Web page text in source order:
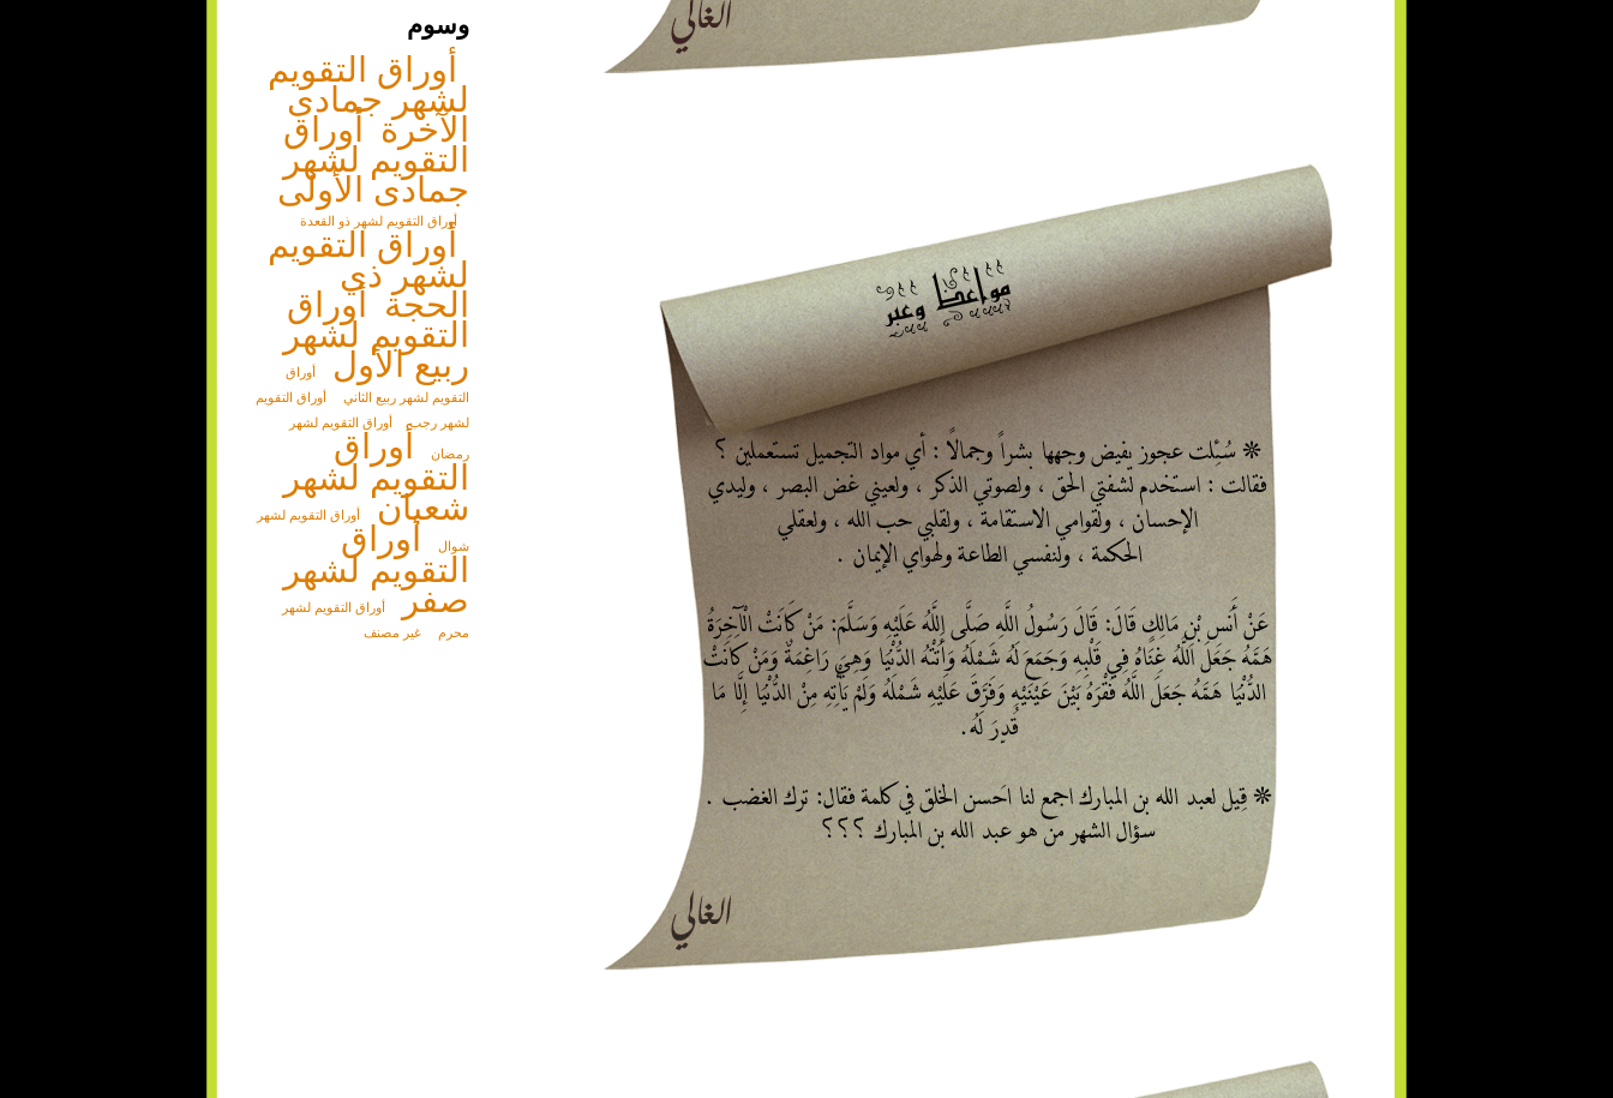
وسوم
أوراق التقويم
لشهر جمادى
الآخرة أوراق
التقويم لشهر
جمادى الأولى
أوراق التقويم لشهر ذو القعدة
أوراق التقويم
لشهر ذي
الحجة أوراق
التقويم لشهر
ربيع الأول
أوراق
التقويم لشهر ربيع الثاني
أوراق التقويم
لشهر رجب
أوراق التقويم لشهر
رمضان أوراق
التقويم لشهر
شعبان أوراق التقويم لشهر
شوال أوراق
التقويم لشهر
صفر
أوراق التقويم لشهر
محرم
غير مصنف